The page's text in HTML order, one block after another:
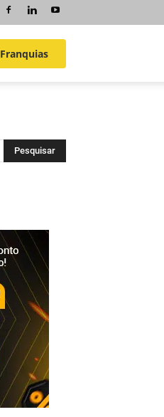
Franquias